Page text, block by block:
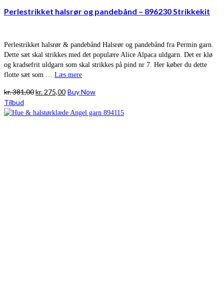
Perlestrikket halsrør og pandebånd – 896230 Strikkekit
Perlestrikket halsrør & pandebånd Halsrør og pandebånd fra Permin garn.
Dette sæt skal strikkes med det populære Alice Alpaca uldgarn. Det er klø
og kradsefrit uldgarn som skal strikkes på pind nr 7. Her køber du dette
flotte sæt som … Læs mere
kr.381,00Den
pris
kr. 275,00Den
pris
Buy Now
Tilbud